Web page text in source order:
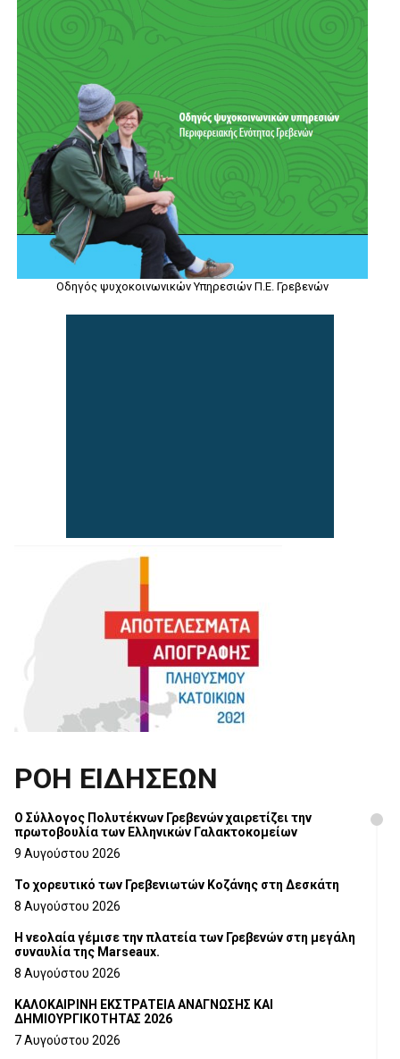
Οδηγός ψυχοκοινωνικών Υπηρεσιών Π.Ε. Γρεβενών
ΡΟΗ ΕΙΔΗΣΕΩΝ
Ο Σύλλογος Πολυτέκνων Γρεβενών χαιρετίζει την
πρωτοβουλία των Ελληνικών Γαλακτοκομείων
9 Αυγούστου 2026
Το χορευτικό των Γρεβενιωτών Κοζάνης στη Δεσκάτη
8 Αυγούστου 2026
Η νεολαία γέμισε την πλατεία των Γρεβενών στη μεγάλη
συναυλία της Marseaux.
8 Αυγούστου 2026
ΚΑΛΟΚΑΙΡΙΝΗ ΕΚΣΤΡΑΤΕΙΑ ΑΝΑΓΝΩΣΗΣ ΚΑΙ
ΔΗΜΙΟΥΡΓΙΚΟΤΗΤΑΣ 2026
7 Αυγούστου 2026